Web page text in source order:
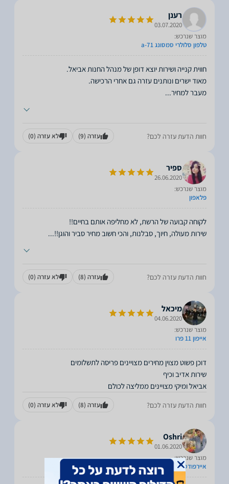
רענן
03.07.2020
מוצר שנרכש:
טלפון סלולרי סמסונג a-71
מעבר למחיר...
חוות הדעת עזרה לכם? עזרה (9) לא עזרה (0)
ספיר
26.06.2020
מוצר שנרכש:
פלאפון
שירות מעולה, חיוך, סבלנות, והכי חשוב מחיר סביר והוגן!!...
חוות הדעת עזרה לכם? עזרה (8) לא עזרה (0)
מיכאל
04.06.2020
מוצר שנרכש:
אייפון 11 פרו
אביאל ומיקי מצויינים ממליצה לכולם
חוות הדעת עזרה לכם? עזרה (8) לא עזרה (0)
Oshri
01.06.2020
מוצר שנרכש:
איירפודס 2